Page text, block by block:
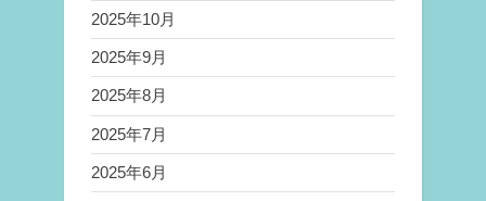
2025年10月
2025年9月
2025年8月
2025年7月
2025年6月